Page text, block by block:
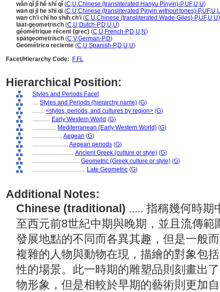
wǎn qǐ jǐ hé shí qǐ (C,U,Chinese (transliterated Hanyu Pinyin)-P,UF,U,U)
wan qi ji he shi qi (C,U,Chinese (transliterated Pinyin without tones)-P,UF,U,
wan ch'i chi ho shih ch'i (C,U,Chinese (transliterated Wade-Giles)-P,UF,U,U)
laat-geometrisch (C,U,Dutch-P,D,U,U)
géométrique récent (grec) (C,U,French-P,D,U,N)
spätgeometrisch (C,V,German-P,D)
Geométrico reciente (C,U,Spanish-P,D,U,U)
Facet/Hierarchy Code:
F.FL
Hierarchical Position:
Styles and Periods Facet
.... Styles and Periods (hierarchy name) (G)
........ <styles, periods, and cultures by region> (G)
............ Early Western World (G)
................ Mediterranean (Early Western World) (G)
.................... Aegean (G)
........................ Aegean periods (G)
............................ Ancient Greek (culture or style) (G)
................................ Geometric (Greek culture or style) (G)
.................................... Late Geometric (G)
Additional Notes:
Chinese (traditional) ..... 指稱幾何時期
至西元前8世紀中期與晚期，並且流傳
發展地點的不同而各異其趣，但是一般
複雜的人物與動物在現，描繪的對象包
性的場景。此一時期的雕塑品則刻畫出
物形象，但是相較於早期的藝術則更加